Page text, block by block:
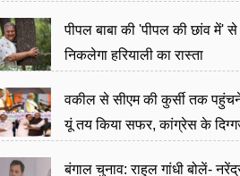
पीपल बाबा की 'पीपल की छांव में' से
निकलेगा हरियाली का रास्ता
वकील से सीएम की कुर्सी तक
यूं तय किया सफर, कांग्रेस के
बंगाल चुनाव: राहुल गांधी बोलें-